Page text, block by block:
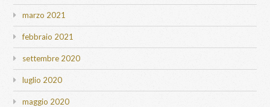
marzo 2021
febbraio 2021
settembre 2020
luglio 2020
maggio 2020